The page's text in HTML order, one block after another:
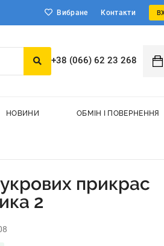
Вибране Контакти
+38 (066) 62 23 268
НОВИНИ ОБМІН І ПОВЕРНЕННЯ
прикрас
2